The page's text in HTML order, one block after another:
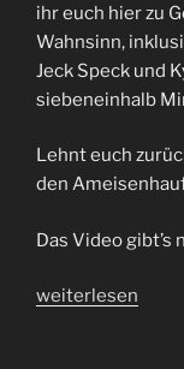
ihr euch hier zu
Wahnsinn,
Jeck Speck und
siebeneinhalb
Lehnt euch
den
Das Video gibt’s
„Langwacken
weiterlesen